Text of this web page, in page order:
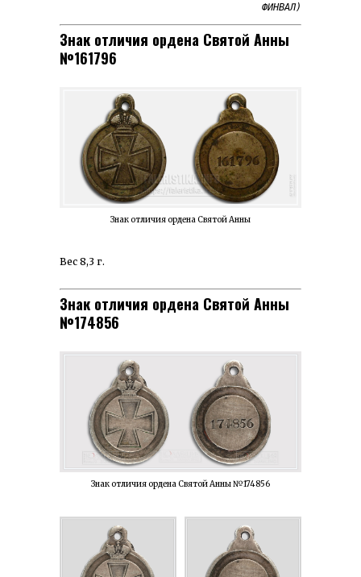
ФИНВАЛ)
Знак отличия ордена Святой Анны
№161796
Знак отличия ордена Святой Анны
Вес 8,3 г.
Знак отличия ордена Святой Анны
№174856
Знак отличия ордена Святой Анны №174856